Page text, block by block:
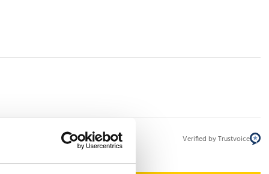
Verified by Trustvoice